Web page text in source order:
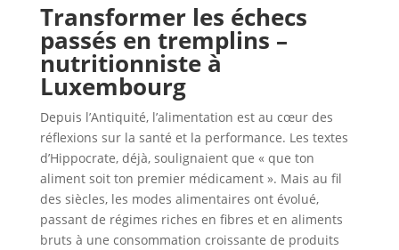
Transformer les échecs
passés en tremplins –
nutritionniste à
Luxembourg
Depuis l’Antiquité, l’alimentation est au cœur des
réflexions sur la santé et la performance. Les textes
d’Hippocrate, déjà, soulignaient que « que ton
aliment soit ton premier médicament ». Mais au fil
des siècles, les modes alimentaires ont évolué,
passant de régimes riches en fibres et en aliments
bruts à une consommation croissante de produits